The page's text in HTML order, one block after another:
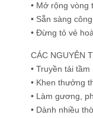
• Mở rộng vòng
• Sẵn sàng
• Đừng tỏ vẻ
CÁC NGUYÊN
• Truyền tải tầm
• Khen thưởng
• Làm gương,
• Dành nhiều